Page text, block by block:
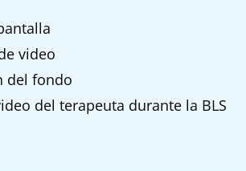
video
del fondo
del terapeuta durante la BLS